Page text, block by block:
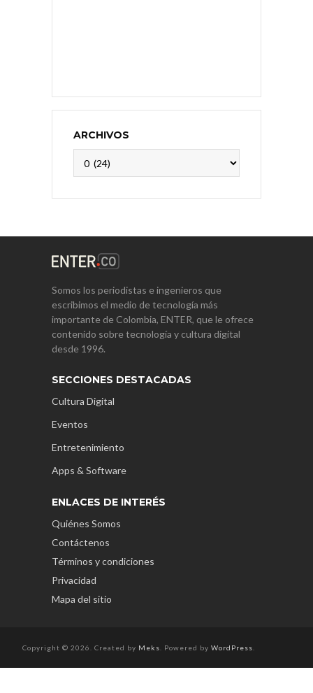
ARCHIVOS
Somos los periodistas e ingenieros que
escribimos el medio de tecnología más
importante de Colombia, ENTER, que le ofrece
contenido sobre tecnología y cultura digital
desde 1996.
SECCIONES DESTACADAS
Cultura Digital
Eventos
Entretenimiento
Apps & Software
ENLACES DE INTERÉS
Quiénes Somos
Contáctenos
Términos y condiciones
Privacidad
Mapa del sitio
Copyright © 2026. Created by Meks . Powered by WordPress